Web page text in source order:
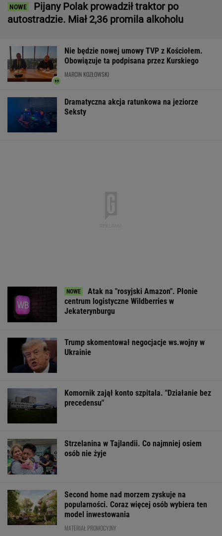
Pijany Polak prowadził traktor po
autostradzie. Miał 2,36 promila alkoholu
Nie będzie nowej umowy TVP z Kościołem.
Obowiązuje ta podpisana przez Kurskiego
MARCIN KOZŁOWSKI
Dramatyczna akcja ratunkowa na jeziorze
Seksty
Atak na "rosyjski Amazon". Płonie
centrum logistyczne Wildberries w
Jekaterynburgu
Trump skomentował negocjacje ws.wojny w
Ukrainie
Komornik zajął konto szpitala. "Działanie bez
precedensu"
Strzelanina w Tajlandii. Co najmniej osiem
osób nie żyje
Second home nad morzem zyskuje na
popularności. Coraz więcej osób wybiera ten
model inwestowania
MATERIAŁ PROMOCYJNY